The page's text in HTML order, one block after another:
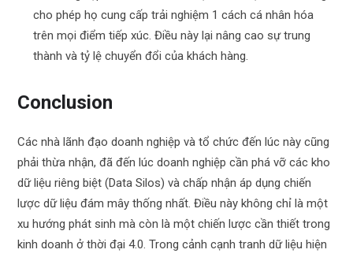
cho phép họ cung cấp trải nghiệm 1 cách cá nhân hóa
trên mọi điểm tiếp xúc. Điều này lại nâng cao sự trung
thành và tỷ lệ chuyển đổi của khách hàng.
Conclusion
Các nhà lãnh đạo doanh nghiệp và tổ chức đến lúc này cũng
phải thừa nhận, đã đến lúc doanh nghiệp cần phá vỡ các kho
dữ liệu riêng biệt (Data Silos) và chấp nhận áp dụng chiến
lược dữ liệu đám mây thống nhất. Điều này không chỉ là một
xu hướng phát sinh mà còn là một chiến lược cần thiết trong
kinh doanh ở thời đại 4.0. Trong cảnh cạnh tranh dữ liệu hiện